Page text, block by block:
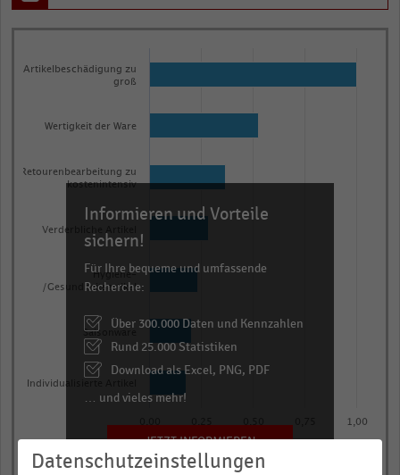
chart
bars.
chart
displaying
categories.
has
Anteil der befragten Online-Händler in Prozent
Artikelbeschädigung zu
groß
Wertigkeit der Ware
Retourenbearbeitung zu
kostenintensiv
Verderbliche Artikel
Hygiene-
/Gesundheitsartikel
Saisonware
Individualisierte Artikel
1,00
Informieren und Vorteile
sichern!
Für Ihre bequeme und umfassende
Recherche:
Über 300.000 Daten und Kennzahlen
Rund 25.000 Statistiken
Download als Excel, PNG, PDF
… und vieles mehr!
JETZT INFORMIEREN
Datenschutzeinstellungen